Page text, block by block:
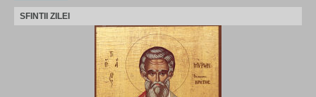
SFINTII ZILEI